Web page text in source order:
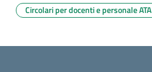
Circolari per docenti e personale ATA